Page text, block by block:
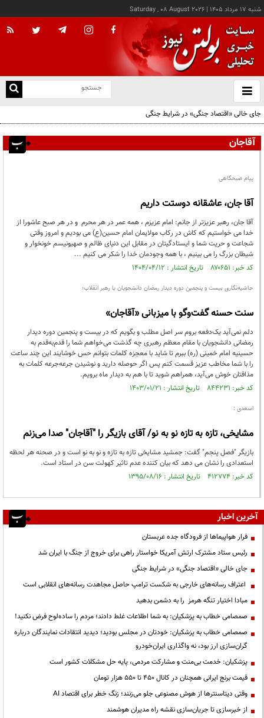
شنبه ۱۷ مرداد ۱۴۰۵ |
Saturday , 08 August 2026
باز
و
جای خالی «اقتصاد جنگی» در شرایط جنگی
آقاجان
پیام صبحگاهی
آقا جان، عاشقانه دوستت داریم
آقا جان، رهبر عزیزتر از جانم: امام عزیزم ، همه عمر در هر محرم و در هر صبح عاشورا از
خدا می خواستیم که کاش در رکاب مولایمان امام حسین(ع) می بودیم و امروز وقتی
شجاعت و حریت شما و ایستادگیتان در مقابل این دنیای ظالم و صهیونیسم خونخوار و
شیطان بزرگ را می بینیم ، با همه وجودمان خدا را شکر می کنیم ...
کد خبر: ۸۷۰۶۵۱ تاریخ انتشار : ۱۴۰۴/۰۴/۱۲
حاشیه‌نگاری بیست و پنجمین دوره دیدار رمضان دانشجویان با رهبر انقلاب؛
سنت حسنه گفت‌وگو با میزبانی «آقاجان»
دلم نمی‌آید یک‌دفعه بروم سر اصل مطلب و بگویم که در بیست و پنجمین دوره دیدار
رمضانی دانشجویان با مقام معظم رهبری چه گذشت می‌خواهم شما را قدم‌به‌قدم به
حسینیه امام خمینی (ره) ببرم تا شاید با معجزه کلمات بتوانم حس خوشایند این چند ساعت
را با شما مخاطب عزیز قسمت کنم پس اگر حوصله دارید و نوشیدن جرعه‌جرعه کلمات به
مذاقتان خوش می‌آید، همراهم شوید تا با هم به دیدار ماه برویم.
کد خبر: ۸۴۴۲۳۱ تاریخ انتشار : ۱۴۰۳/۰۱/۲۱
اسعدی :
مشایخی، تازه به تازه نو به نو/ آقای بازیگر را "آقاجان" صدا می‌زنم
بازیگر "فصل پنجم" گفت: جمشید مشایخی تازه به تازه و نو به نو است و در صحنه هر لحظه
استعدادی را نشان می دهد که بیان کننده عدم تاثیر کهولت سن در استاد است.
کد خبر: ۴۱۲۷۷۴ تاریخ انتشار : ۱۳۹۵/۰۸/۱۶
آخرین اخبار
فرار هواپیماها از فرودگاه جده عربستان
رئیس ستاد مشترک ارتش آمریکا خواستار راهی برای خروج از جنگ با ایران شد
جای خالی «اقتصاد جنگی» در شرایط جنگی
اعتراف رسانه‌های خارجی به شکست ترامپ حاصل مجاهدت رسانه‌های انقلابی است
مبادا اختیار تنگه هرمز را به دشمن بدهید
صمصامی خطاب به پزشکیان: به شما اطلاعات غلط دادند؛ مردم را ساده‌لوح فرض نکنید!
صمصامی خطاب به پزشکیان: خودتان در مجلس بودید؛ دیدید انتقادات نمایندگان درباره
گران‌سازی ارز بود، نه واگذاری ایران‌خودرو
پزشکیان: خدمت بی‌منت و مشارکت مردمی، پایه حل مشکلات کشور است
قیمت‌ برنج ایرانی همچنان در کانال ۴۵۰ تا ۵۵۰ هزار تومان
وقتی دیتاسنترها از هوش مصنوعی جلو می‌زنند؛ زنگ خطر برای اقتصاد AI
از خبرسازی تا جریان‌سازی نقشه راه مدیران هوشمند